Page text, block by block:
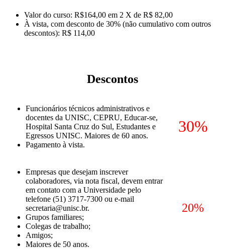
Valor do curso: R$164,00 em 2 X de R$ 82,00
À vista, com desconto de 30% (não cumulativo com outros
descontos): R$ 114,00
Descontos
Funcionários técnicos administrativos e
docentes da UNISC, CEPRU, Educar-se,
Hospital Santa Cruz do Sul, Estudantes e
Egressos UNISC. Maiores de 60 anos.
Pagamento à vista.
30%
Empresas que desejam inscrever
colaboradores, via nota fiscal, devem entrar
em contato com a Universidade pelo
telefone (51) 3717-7300 ou e-mail
secretaria@unisc.br.
Grupos familiares;
Colegas de trabalho;
Amigos;
Maiores de 50 anos.
20%